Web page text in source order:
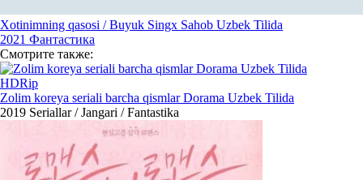
Xotinimning qasosi / Buyuk Singx Sahob Uzbek Tilida
2021 Фантастика
Смотрите также:
HDRip
Zolim koreya seriali barcha qismlar Dorama Uzbek Tilida
2019 Seriallar / Jangari / Fantastika